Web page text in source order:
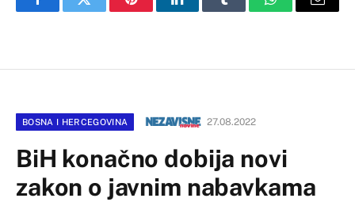
FacebookTwitter PinterestLinkedInTumblr WhatsAppEmail
BOSNA I HERCEGOVINA 27.08.2022
BiH konačno dobija novi
zakon o javnim nabavkama